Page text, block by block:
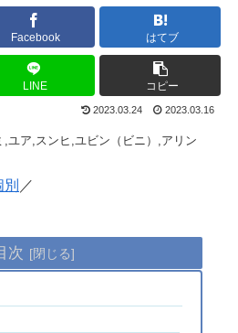
Facebook はてブ
LINE コピー
2023.03.24 2023.03.16
ユア,スンヒ,ユビン（ビニ）,アリン
／
次